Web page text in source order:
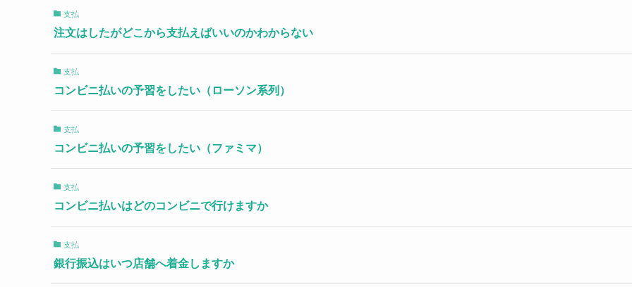
支払
注文はしたがどこから支払えばいいのかわからない
支払
コンビニ払いの予習をしたい（ローソン系列）
支払
コンビニ払いの予習をしたい（ファミマ）
支払
コンビニ払いはどのコンビニで行けますか
支払
銀行振込はいつ店舗へ着金しますか